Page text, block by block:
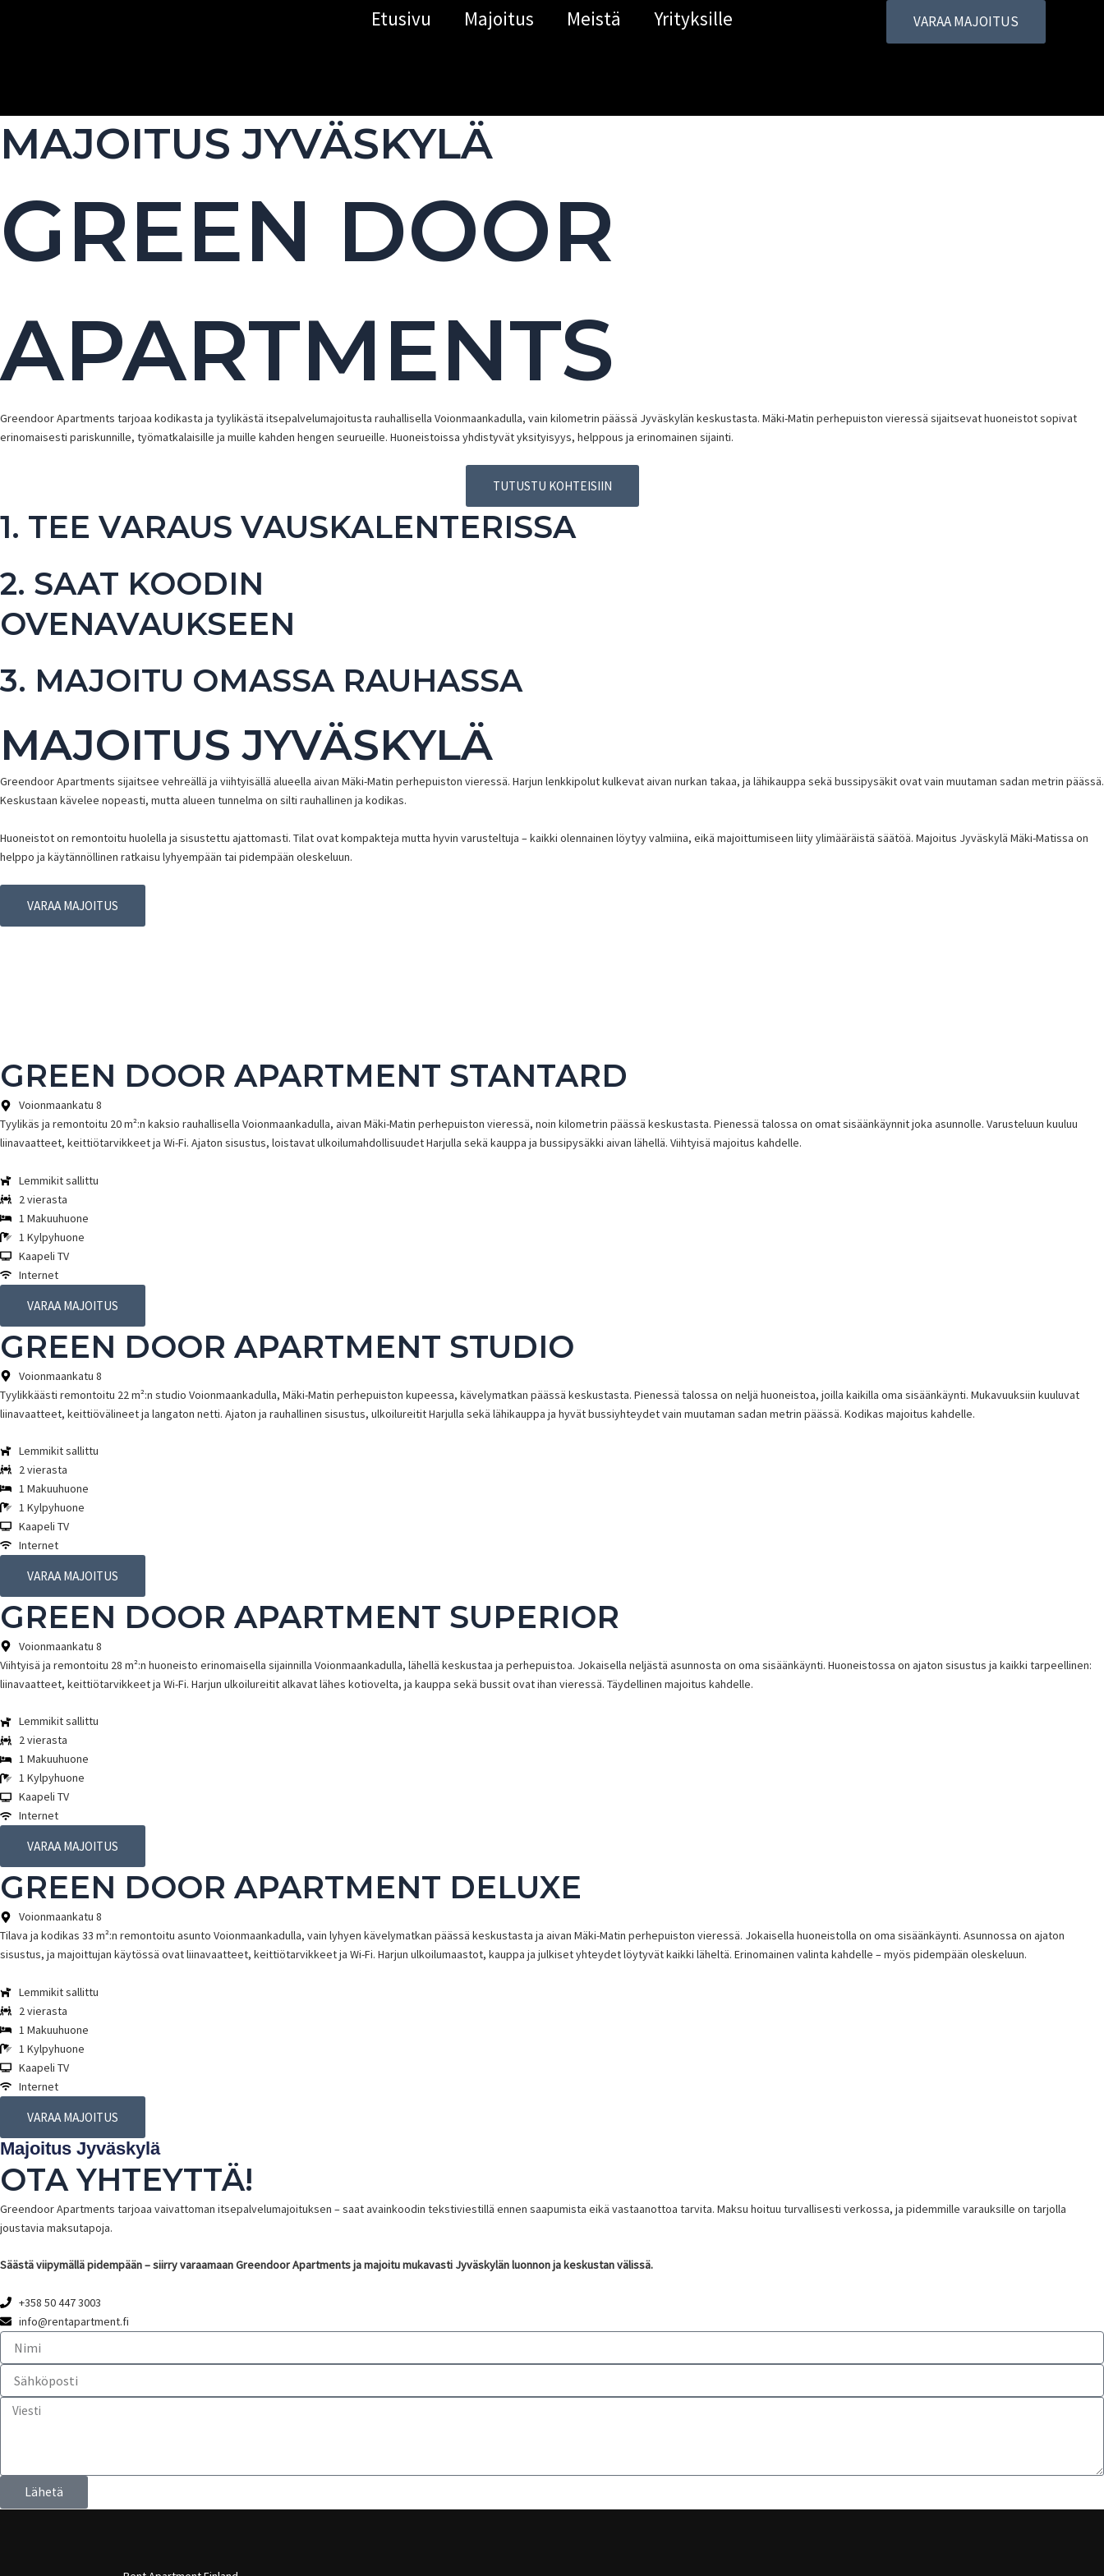
Etusivu Majoitus Meistä Yrityksille VARAA MAJOITUS
MAJOITUS JYVÄSKYLÄ
GREEN DOOR
APARTMENTS
Greendoor Apartments tarjoaa kodikasta ja tyylikästä itsepalvelumajoitusta rauhallisella Voionmaankadulla, vain kilometrin päässä Jyväskylän keskustasta. Mäki-Matin perhepuiston vieressä sijaitsevat huoneistot sopivat
erinomaisesti pariskunnille, työmatkalaisille ja muille kahden hengen seurueille. Huoneistoissa yhdistyvät yksityisyys, helppous ja erinomainen sijainti.
TUTUSTU KOHTEISIIN
1. TEE VARAUS VAUSKALENTERISSA
2. SAAT KOODIN
OVENAVAUKSEEN
3. MAJOITU OMASSA RAUHASSA
MAJOITUS JYVÄSKYLÄ
Greendoor Apartments sijaitsee vehreällä ja viihtyisällä alueella aivan Mäki-Matin perhepuiston vieressä. Harjun lenkkipolut kulkevat aivan nurkan takaa, ja lähikauppa sekä bussipysäkit ovat vain muutaman sadan metrin päässä.
Keskustaan kävelee nopeasti, mutta alueen tunnelma on silti rauhallinen ja kodikas.
Huoneistot on remontoitu huolella ja sisustettu ajattomasti. Tilat ovat kompakteja mutta hyvin varusteltuja – kaikki olennainen löytyy valmiina, eikä majoittumiseen liity ylimääräistä säätöä. Majoitus Jyväskylä Mäki-Matissa on
helppo ja käytännöllinen ratkaisu lyhyempään tai pidempään oleskeluun.
VARAA MAJOITUS
GREEN DOOR APARTMENT STANTARD
Voionmaankatu 8
Tyylikäs ja remontoitu 20 m²:n kaksio rauhallisella Voionmaankadulla, aivan Mäki-Matin perhepuiston vieressä, noin kilometrin päässä keskustasta. Pienessä talossa on omat sisäänkäynnit joka asunnolle. Varusteluun kuuluu
liinavaatteet, keittiötarvikkeet ja Wi-Fi. Ajaton sisustus, loistavat ulkoilumahdollisuudet Harjulla sekä kauppa ja bussipysäkki aivan lähellä. Viihtyisä majoitus kahdelle.
Lemmikit sallittu
2 vierasta
1 Makuuhuone
1 Kylpyhuone
Kaapeli TV
Internet
VARAA MAJOITUS
GREEN DOOR APARTMENT STUDIO
Voionmaankatu 8
Tyylikkäästi remontoitu 22 m²:n studio Voionmaankadulla, Mäki-Matin perhepuiston kupeessa, kävelymatkan päässä keskustasta. Pienessä talossa on neljä huoneistoa, joilla kaikilla oma sisäänkäynti. Mukavuuksiin kuuluvat
liinavaatteet, keittiövälineet ja langaton netti. Ajaton ja rauhallinen sisustus, ulkoilureitit Harjulla sekä lähikauppa ja hyvät bussiyhteydet vain muutaman sadan metrin päässä. Kodikas majoitus kahdelle.
Lemmikit sallittu
2 vierasta
1 Makuuhuone
1 Kylpyhuone
Kaapeli TV
Internet
VARAA MAJOITUS
GREEN DOOR APARTMENT SUPERIOR
Voionmaankatu 8
Viihtyisä ja remontoitu 28 m²:n huoneisto erinomaisella sijainnilla Voionmaankadulla, lähellä keskustaa ja perhepuistoa. Jokaisella neljästä asunnosta on oma sisäänkäynti. Huoneistossa on ajaton sisustus ja kaikki tarpeellinen:
liinavaatteet, keittiötarvikkeet ja Wi-Fi. Harjun ulkoilureitit alkavat lähes kotiovelta, ja kauppa sekä bussit ovat ihan vieressä. Täydellinen majoitus kahdelle.
Lemmikit sallittu
2 vierasta
1 Makuuhuone
1 Kylpyhuone
Kaapeli TV
Internet
VARAA MAJOITUS
GREEN DOOR APARTMENT DELUXE
Voionmaankatu 8
Tilava ja kodikas 33 m²:n remontoitu asunto Voionmaankadulla, vain lyhyen kävelymatkan päässä keskustasta ja aivan Mäki-Matin perhepuiston vieressä. Jokaisella huoneistolla on oma sisäänkäynti. Asunnossa on ajaton
sisustus, ja majoittujan käytössä ovat liinavaatteet, keittiötarvikkeet ja Wi-Fi. Harjun ulkoilumaastot, kauppa ja julkiset yhteydet löytyvät kaikki läheltä. Erinomainen valinta kahdelle – myös pidempään oleskeluun.
Lemmikit sallittu
2 vierasta
1 Makuuhuone
1 Kylpyhuone
Kaapeli TV
Internet
VARAA MAJOITUS
Majoitus Jyväskylä
OTA YHTEYTTÄ!
Greendoor Apartments tarjoaa vaivattoman itsepalvelumajoituksen – saat avainkoodin tekstiviestillä ennen saapumista eikä vastaanottoa tarvita. Maksu hoituu turvallisesti verkossa, ja pidemmille varauksille on tarjolla
joustavia maksutapoja.
Säästä viipymällä pidempään – siirry varaamaan Greendoor Apartments ja majoitu mukavasti Jyväskylän luonnon ja keskustan välissä.
+358 50 447 3003
info@rentapartment.fi
Lähetä